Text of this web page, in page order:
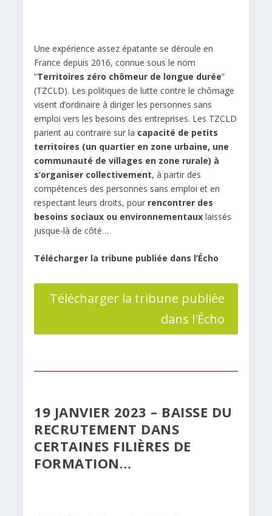
Une expérience assez épatante se déroule en
France depuis 2016, connue sous le nom
“Territoires zéro chômeur de longue durée”
(TZCLD). Les politiques de lutte contre le chômage
visent d’ordinaire à diriger les personnes sans
emploi vers les besoins des entreprises. Les TZCLD
parient au contraire sur la capacité de petits
territoires (un quartier en zone urbaine, une
communauté de villages en zone rurale) à
s’organiser collectivement, à partir des
compétences des personnes sans emploi et en
respectant leurs droits, pour rencontrer des
besoins sociaux ou environnementaux laissés
jusque-là de côté…
Télécharger la tribune publiée dans l’Écho
Télécharger la tribune publiée
dans l'Écho
19 JANVIER 2023 – BAISSE DU
RECRUTEMENT DANS
CERTAINES FILIÈRES DE
FORMATION…